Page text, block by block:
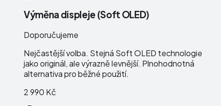
Výměna displeje (Soft OLED)
Doporučujeme
Nejčastější volba. Stejná Soft OLED technologie
jako originál, ale výrazně levnější. Plnohodnotná
alternativa pro běžné použití.
2 990 Kč